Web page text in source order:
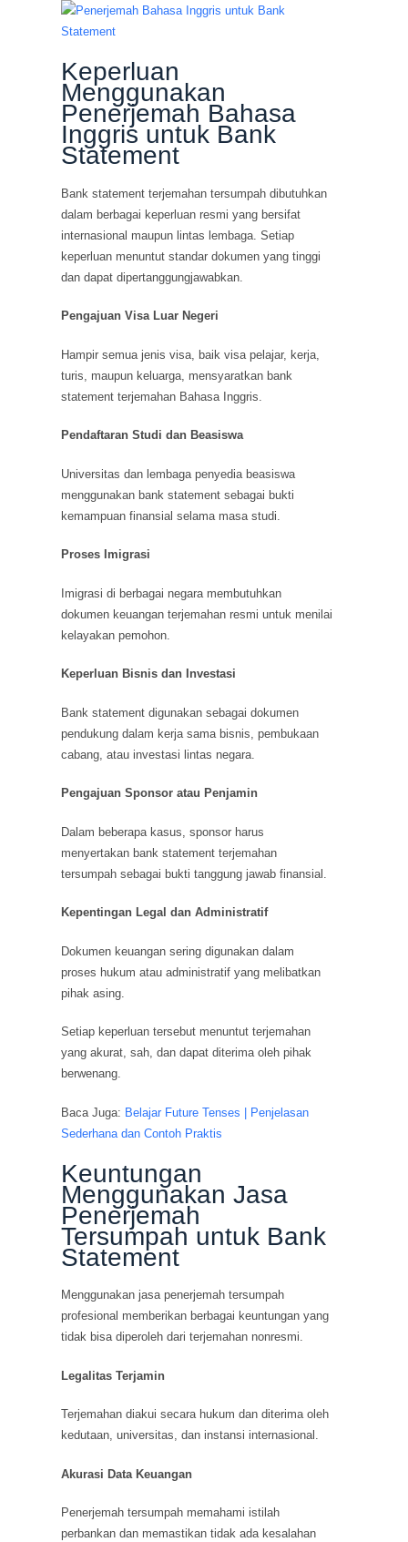
Keperluan
Menggunakan
Penerjemah Bahasa
Inggris untuk Bank
Statement
Bank statement terjemahan tersumpah dibutuhkan
dalam berbagai keperluan resmi yang bersifat
internasional maupun lintas lembaga. Setiap
keperluan menuntut standar dokumen yang tinggi
dan dapat dipertanggungjawabkan.
Pengajuan Visa Luar Negeri
Hampir semua jenis visa, baik visa pelajar, kerja,
turis, maupun keluarga, mensyaratkan bank
statement terjemahan Bahasa Inggris.
Pendaftaran Studi dan Beasiswa
Universitas dan lembaga penyedia beasiswa
menggunakan bank statement sebagai bukti
kemampuan finansial selama masa studi.
Proses Imigrasi
Imigrasi di berbagai negara membutuhkan
dokumen keuangan terjemahan resmi untuk menilai
kelayakan pemohon.
Keperluan Bisnis dan Investasi
Bank statement digunakan sebagai dokumen
pendukung dalam kerja sama bisnis, pembukaan
cabang, atau investasi lintas negara.
Pengajuan Sponsor atau Penjamin
Dalam beberapa kasus, sponsor harus
menyertakan bank statement terjemahan
tersumpah sebagai bukti tanggung jawab finansial.
Kepentingan Legal dan Administratif
Dokumen keuangan sering digunakan dalam
proses hukum atau administratif yang melibatkan
pihak asing.
Setiap keperluan tersebut menuntut terjemahan
yang akurat, sah, dan dapat diterima oleh pihak
berwenang.
Baca Juga: Belajar Future Tenses | Penjelasan
Sederhana dan Contoh Praktis
Keuntungan
Menggunakan Jasa
Penerjemah
Tersumpah untuk Bank
Statement
Menggunakan jasa penerjemah tersumpah
profesional memberikan berbagai keuntungan yang
tidak bisa diperoleh dari terjemahan nonresmi.
Legalitas Terjamin
Terjemahan diakui secara hukum dan diterima oleh
kedutaan, universitas, dan instansi internasional.
Akurasi Data Keuangan
Penerjemah tersumpah memahami istilah
perbankan dan memastikan tidak ada kesalahan